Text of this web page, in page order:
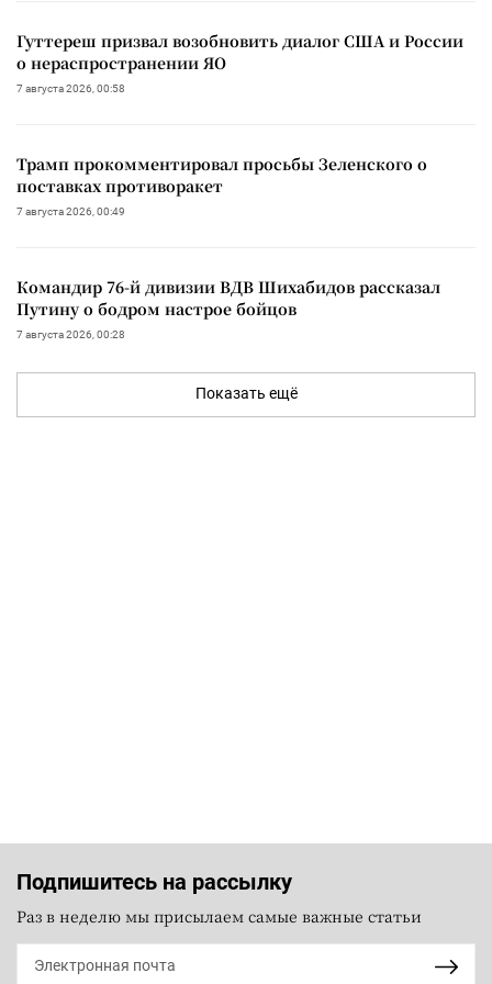
Гуттереш призвал возобновить диалог США и России
о нераспространении ЯО
7 августа 2026, 00:58
Трамп прокомментировал просьбы Зеленского о
поставках противоракет
7 августа 2026, 00:49
Командир 76-й дивизии ВДВ Шихабидов рассказал
Путину о бодром настрое бойцов
7 августа 2026, 00:28
Показать ещё
Подпишитесь на рассылку
Раз в неделю мы присылаем самые важные статьи